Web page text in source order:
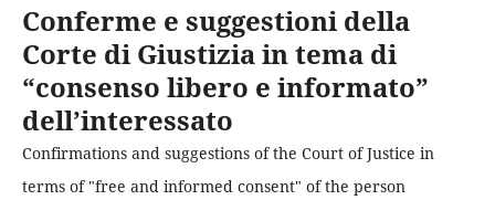
Conferme e suggestioni della
Corte di Giustizia in tema di
“consenso libero e informato”
dell’interessato
Confirmations and suggestions of the Court of Justice in
terms of "free and informed consent" of the person